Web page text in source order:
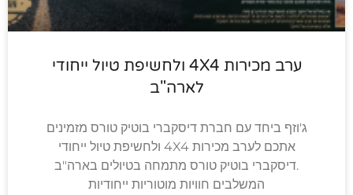
ערב מכירות 4X4 ולחשיפת טיול ייחודי
לארה"ב‎‎
ג'וזף ביחד עם חברת דיסקברי בוטיק טורס מזמינים
אתכם לערב מכירות 4X4 ולחשיפת טיול ייחודי
.דיסקברי בוטיק טורס מתמחה בטיולים בארה"ב
המשלבים חוויות מוטוריות ייחודיות